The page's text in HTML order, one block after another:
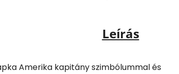
Leírás
Amerika kapitány szimbólummal és